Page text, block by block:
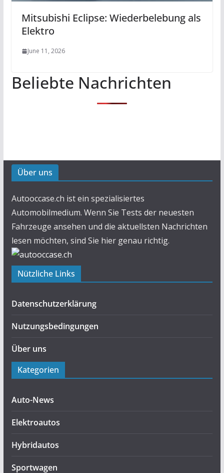
Mitsubishi Eclipse: Wiederbelebung als
Elektro
June 11, 2026
Beliebte Nachrichten
Über uns
Autooccase.ch ist ein spezialisiertes
Automobilmedium. Wenn Sie Tests der neuesten
Fahrzeuge ansehen und die aktuellsten Nachrichten
lesen möchten, sind Sie hier genau richtig.
Nützliche Links
Datenschutzerklärung
Nutzungsbedingungen
Über uns
Kategorien
Auto-News
Elektroautos
Hybridautos
Sportwagen